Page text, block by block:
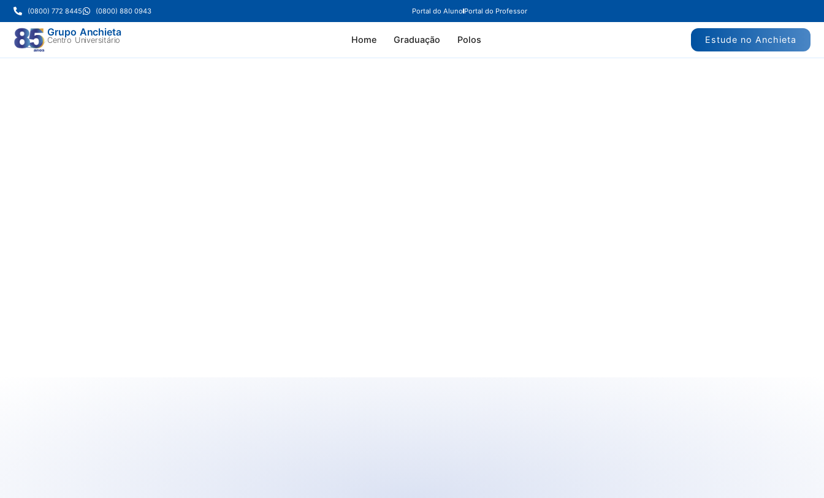
(0800) 772 8445 (0800) 880 0943 Portal do Aluno Portal do Professor
Grupo Anchieta
Centro Universitário Home Graduação Polos Estude no Anchieta